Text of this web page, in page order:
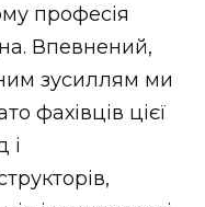
професія
Впевнений,
зусиллям ми
фахівців цієї
і